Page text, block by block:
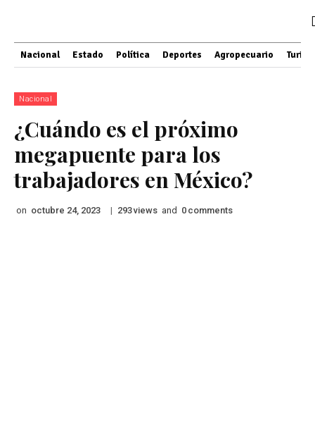
Nacional Estado Política Deportes Agropecuario
Nacional
¿Cuándo es el próximo
megapuente para los
trabajadores en México?
on octubre 24, 2023 | 293views and 0 comments